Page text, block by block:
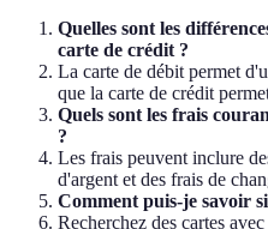
Quelles sont les
carte de crédit ?
La carte de débit permet
que la carte de crédit
Quels sont les frais
?
Les frais peuvent inclure
d'argent et des frais de
Comment puis-je savoir
Recherchez des cartes